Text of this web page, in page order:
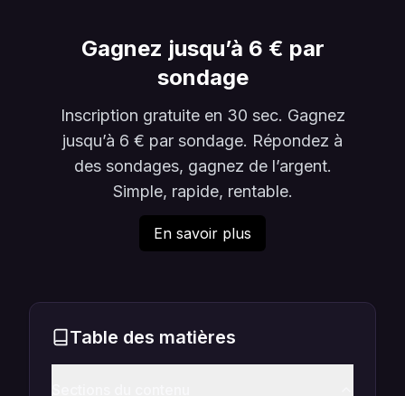
Gagnez jusqu’à 6 € par
sondage
Inscription gratuite en 30 sec. Gagnez
jusqu’à 6 € par sondage. Répondez à
des sondages, gagnez de l’argent.
Simple, rapide, rentable.
En savoir plus
Table des matières